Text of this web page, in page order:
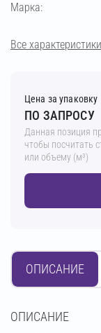
Марка:
Все характеристики
Цена за упаковку
ПО ЗАПРОСУ
Данная позиция
чтобы посчитать
или объему (м³)
ОПИСАНИЕ
OПИСАНИЕ